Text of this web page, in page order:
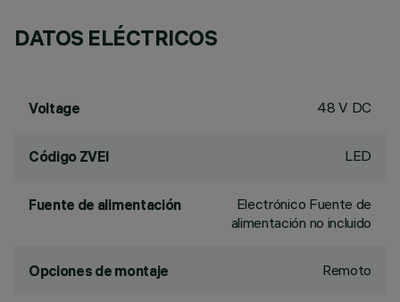
DATOS ELÉCTRICOS
Voltage 48 V DC
Código ZVEI LED
Fuente de alimentación
Electrónico Fuente de
alimentación no incluido
Opciones de montaje Remoto